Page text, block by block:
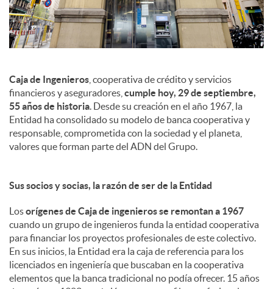
s
Caja de Ingenieros , cooperativa de crédito y servicios
financieros y aseguradores, cumple hoy, 29 de septiembre,
55 años de historia. Desde su creación en el año 1967, la
Entidad ha consolidado su modelo de banca cooperativa y
responsable, comprometida con la sociedad y el planeta,
valores que forman parte del ADN del Grupo.
Sus socios y socias, la razón de ser de la Entidad
Losorígenes de Caja de ingenieros se remontan a 1967
cuando un grupo de ingenieros funda la entidad cooperativa
para financiar los proyectos profesionales de este colectivo.
En sus inicios, la Entidad era la caja de referencia para los
licenciados en ingeniería que buscaban en la cooperativa
elementos que la banca tradicional no podía ofrecer. 15 años